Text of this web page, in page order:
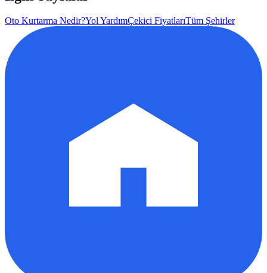
Oto Kurtarma Nedir?Yol YardımÇekici FiyatlarıTüm Şehirler